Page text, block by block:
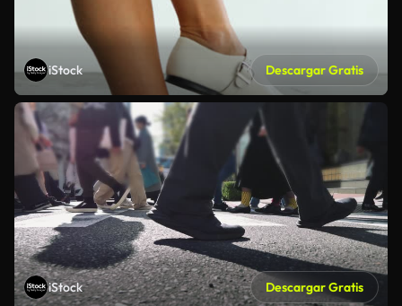
iStock Descargar Gratis
iStock Descargar Gratis